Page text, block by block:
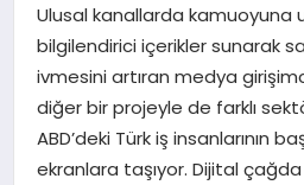
YAŞAM
Ulusal kanallarda kamuoyuna
bilgilendirici içerikler sunarak
ivmesini artıran medya
diğer bir projeyle de farklı
ABD’deki Türk iş insanlarının
ekranlara taşıyor. Dijital